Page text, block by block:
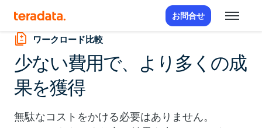
お問合せ
difference ワークロード比較
少ない費用で、より多くの成
果を獲得
無駄なコストをかける必要はありません。